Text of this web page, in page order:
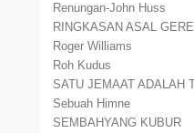
Renungan-John Huss
RINGKASAN ASAL
Roger Williams
Roh Kudus
SATU JEMAAT ADALAH
Sebuah Himne
SEMBAHYANG KUBUR